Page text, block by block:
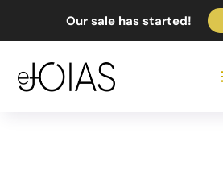
Our sale has started!